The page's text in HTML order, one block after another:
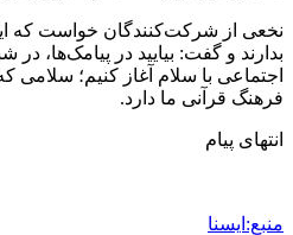
نخعی از شرکت‌کنندگان خواست که
بدارند و گفت: بیایید در پیامک‌ها،
اجتماعی با سلام آغاز کنیم؛ سلامی
فرهنگ قرآنی ما دارد.
انتهای پیام
منبع:ایسنا